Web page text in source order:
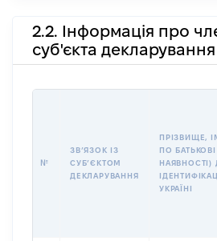
2.2. Інформація про
суб'єкта декларування
№
ЗВʼЯЗОК ІЗ
СУБʼЄКТОМ
ДЕКЛАРУВАННЯ
ПРІЗВИЩЕ,
ПО
НАЯВНОСТІ)
УКРАЇНІ